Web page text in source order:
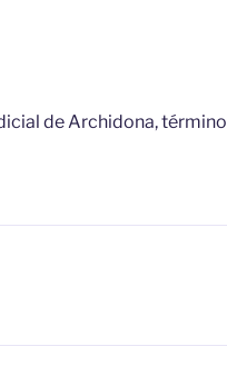
de Archidona, término